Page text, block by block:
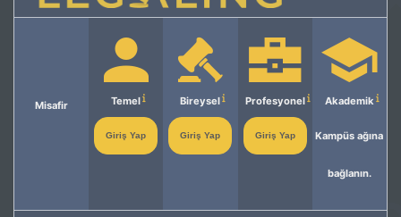
Misafir Temel
Giriş Yap
Bireysel
Giriş Yap
Profesyonel
Giriş Yap
Akademik
Kampüs ağına
bağlanın.